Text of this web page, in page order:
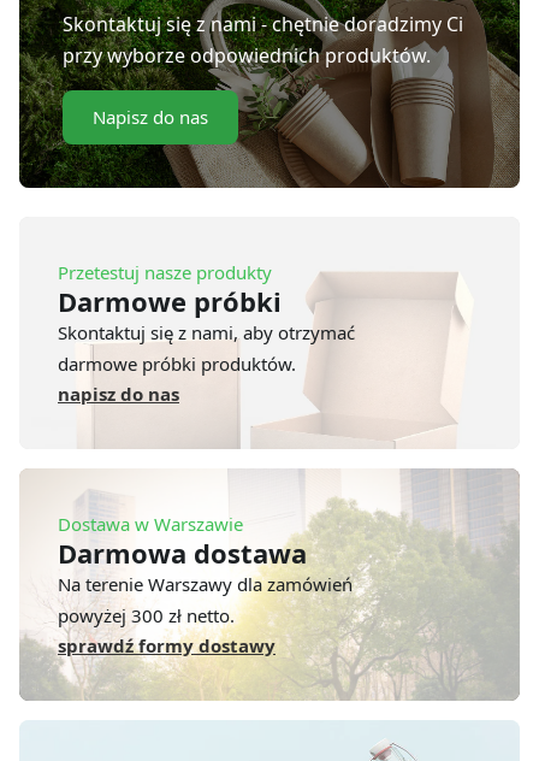
Skontaktuj się z nami - chętnie doradzimy Ci
przy wyborze odpowiednich produktów.
Napisz do nas
Przetestuj nasze produkty
Darmowe próbki
Skontaktuj się z nami, aby otrzymać
darmowe próbki produktów.
napisz do nas
Dostawa w Warszawie
Darmowa dostawa
Na terenie Warszawy dla zamówień
powyżej 300 zł netto.
sprawdź formy dostawy